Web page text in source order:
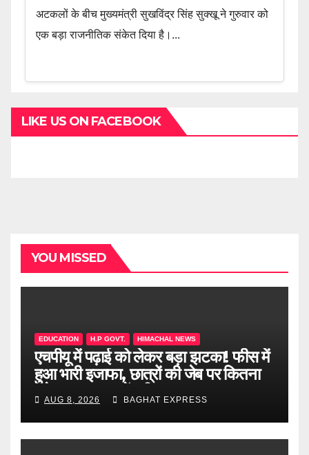
अटकलों के बीच मुख्यमंत्री सुखविंद्र सिंह सुक्खू ने गुरुवार को
एक बड़ा राजनीतिक संकेत दिया है।...
LIKE US ON FACEBOOK
YOU MISSED
EDUCATION H.P GOVT. HIMACHAL NEWS
एचपीयू में पढ़ाई को लेकर बड़ा झटका! फीस में
हुआ भारी इजाफा, छात्रों की जेब पर कितना
पड़ेगा असर? जानें पूरी खबर
AUG 8, 2026 BAGHAT EXPRESS